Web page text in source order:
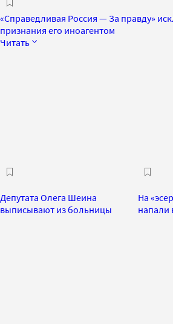
«Справедливая Россия — За правду»
признания его иноагентом
Читать
Депутата Олега Шеина
выписывают из больницы
На
напали